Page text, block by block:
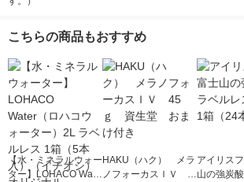
こちらの商品もおすすめ
【水・ミネラルウォー
ター】LOHACO Wate
HAKU（ハク） メラ
ノフォーカスＩＶ 4
アイリス
山の強炭